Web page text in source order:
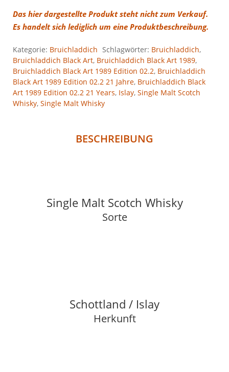
Das hier dargestellte Produkt steht nicht zum Verkauf.
Es handelt sich lediglich um eine Produktbeschreibung.
Kategorie: Bruichladdich Schlagwörter: Bruichladdich,
Bruichladdich Black Art, Bruichladdich Black Art 1989,
Bruichladdich Black Art 1989 Edition 02.2, Bruichladdich
Black Art 1989 Edition 02.2 21 Jahre, Bruichladdich Black
Art 1989 Edition 02.2 21 Years, Islay, Single Malt Scotch
Whisky, Single Malt Whisky
BESCHREIBUNG
Single Malt Scotch Whisky
Sorte
Schottland / Islay
Herkunft